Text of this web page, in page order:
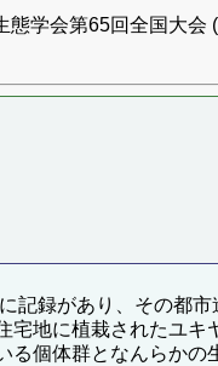
態学会第65回全国大会
記録があり、その都
地に植栽されたユキ
る個体群となんらかの